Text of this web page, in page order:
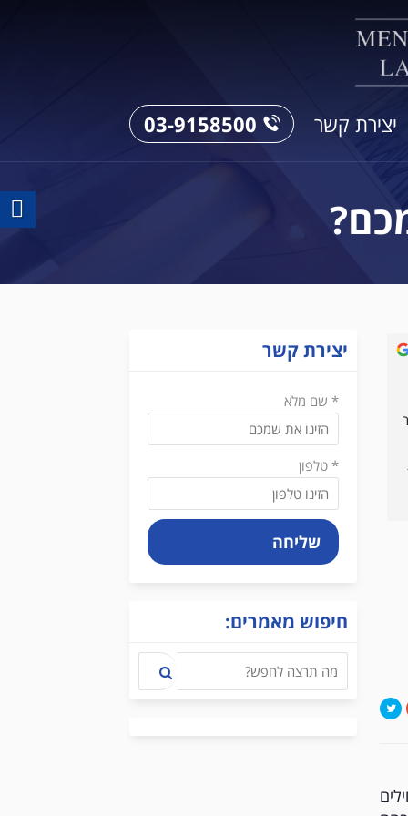
יצירת קשר 03-9158500
קובי ורונן הם עורכי דין שעליהם נאמר
מקצועיים ברמות על, מבינים בשיחת
יעקב אנגר
פנינו ברגע של מצוקה וזכינו לזמינות
מלאה, לתמיכה מקצועית ונפשית
יצירת קשר
* שם מלא
* טלפון
שליחה
חיפוש מאמרים: